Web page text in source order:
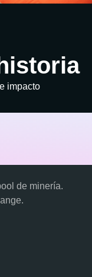
impacto
de minería.